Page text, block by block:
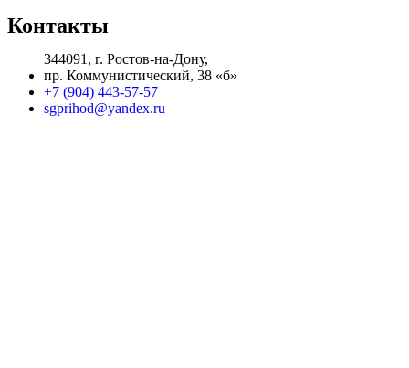
Контакты
344091, г. Ростов-на-Дону,
пр. Коммунистический, 38 «б»
+7 (904) 443-57-57
sgprihod@yandex.ru